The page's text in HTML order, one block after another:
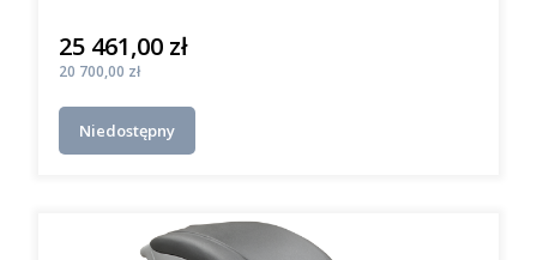
Cena
25 461,00 zł
Cena
20 700,00 zł
Niedostępny